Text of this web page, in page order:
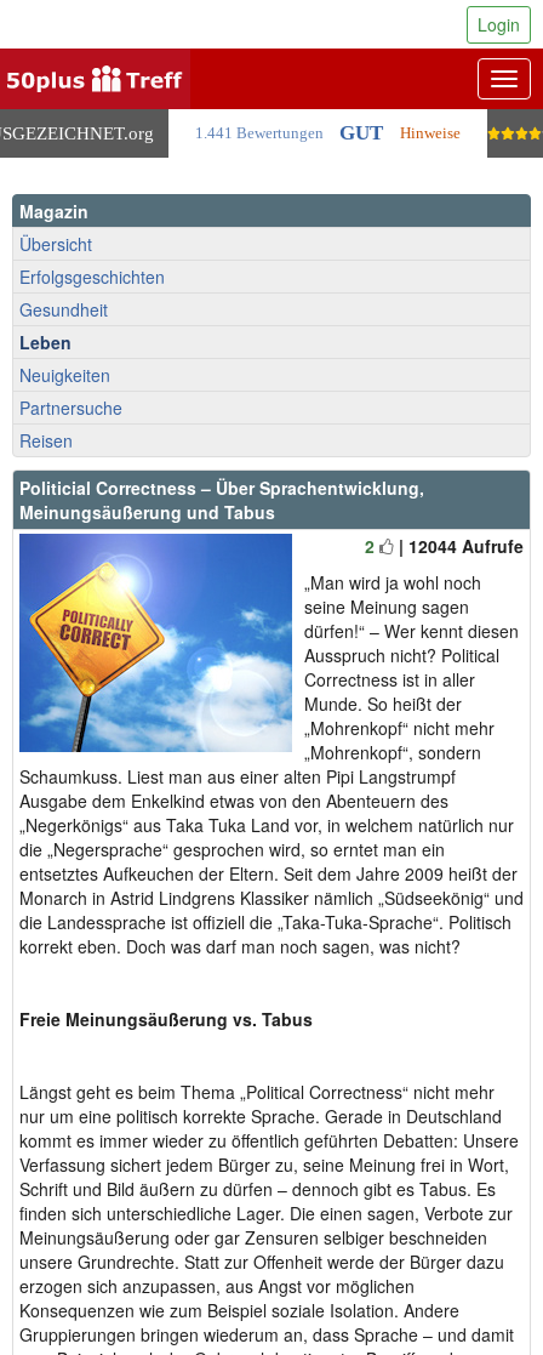
.org 1.441 Bewertungen GUT Hinweise
Login
Magazin
Übersicht
Erfolgsgeschichten
Gesundheit
Leben
Neuigkeiten
Partnersuche
Reisen
Politicial Correctness – Über Sprachentwicklung,
Meinungsäußerung und Tabus
2
| 12044 Aufrufe
„Man wird ja wohl noch
seine Meinung sagen
dürfen!“ – Wer kennt diesen
Ausspruch nicht? Political
Correctness ist in aller
Munde. So heißt der
„Mohrenkopf“ nicht mehr
„Mohrenkopf“, sondern
Schaumkuss. Liest man aus einer alten Pipi Langstrumpf
Ausgabe dem Enkelkind etwas von den Abenteuern des
„Negerkönigs“ aus Taka Tuka Land vor, in welchem natürlich nur
die „Negersprache“ gesprochen wird, so erntet man ein
entsetztes Aufkeuchen der Eltern. Seit dem Jahre 2009 heißt der
Monarch in Astrid Lindgrens Klassiker nämlich „Südseekönig“ und
die Landessprache ist offiziell die „Taka-Tuka-Sprache“. Politisch
korrekt eben. Doch was darf man noch sagen, was nicht?
Freie Meinungsäußerung vs. Tabus
Längst geht es beim Thema „Political Correctness“ nicht mehr
nur um eine politisch korrekte Sprache. Gerade in Deutschland
kommt es immer wieder zu öffentlich geführten Debatten: Unsere
Verfassung sichert jedem Bürger zu, seine Meinung frei in Wort,
Schrift und Bild äußern zu dürfen – dennoch gibt es Tabus. Es
finden sich unterschiedliche Lager. Die einen sagen, Verbote zur
Meinungsäußerung oder gar Zensuren selbiger beschneiden
unsere Grundrechte. Statt zur Offenheit werde der Bürger dazu
erzogen sich anzupassen, aus Angst vor möglichen
Konsequenzen wie zum Beispiel soziale Isolation. Andere
Gruppierungen bringen wiederum an, dass Sprache – und damit